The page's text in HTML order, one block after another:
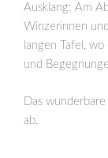
Ausklang: Am
Winzerinnen
langen Tafel,
und
Das wunderbare
ab.